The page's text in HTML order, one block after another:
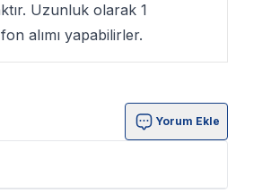
Uzunluk olarak 1
alımı yapabilirler.
Yorum Ekle